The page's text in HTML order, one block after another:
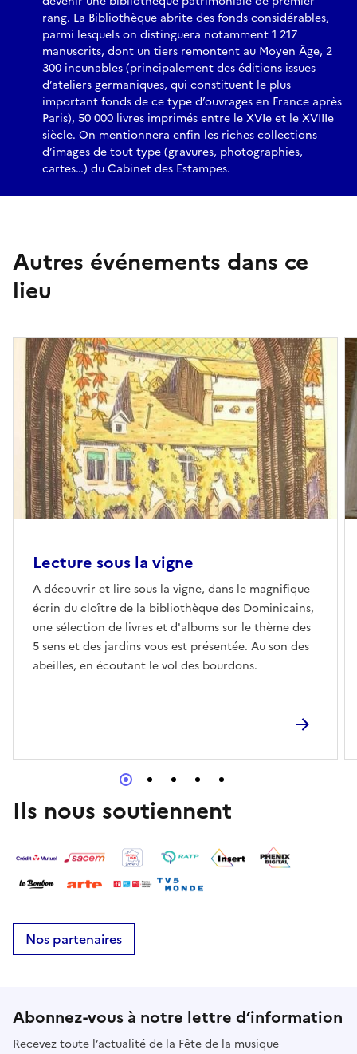
rang. La Bibliothèque abrite des fonds considérables,
parmi lesquels on distinguera notamment 1 217
manuscrits, dont un tiers remontent au Moyen Âge, 2
300 incunables (principalement des éditions issues
d’ateliers germaniques, qui constituent le plus
important fonds de ce type d’ouvrages en France après
Paris), 50 000 livres imprimés entre le XVIe et le XVIIIe
siècle. On mentionnera enfin les riches collections
d’images de tout type (gravures, photographies,
cartes…) du Cabinet des Estampes.
Autres événements dans ce
lieu
Lecture sous la vigne
A découvrir et lire sous la vigne, dans le magnifique
écrin du cloître de la bibliothèque des Dominicains,
une sélection de livres et d'albums sur le thème des
5 sens et des jardins vous est présentée. Au son des
abeilles, en écoutant le vol des bourdons.
Ils nous soutiennent
Nos partenaires
Abonnez-vous à notre lettre d’information
Recevez toute l’actualité de la Fête de la musique